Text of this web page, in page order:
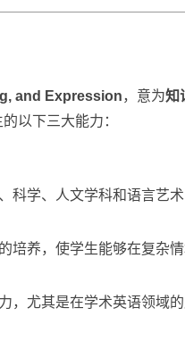
and Expression，意为知
以下三大能力：
科学、人文学科和语言艺
培养，使学生能够在复杂
，尤其是在学术英语领域的